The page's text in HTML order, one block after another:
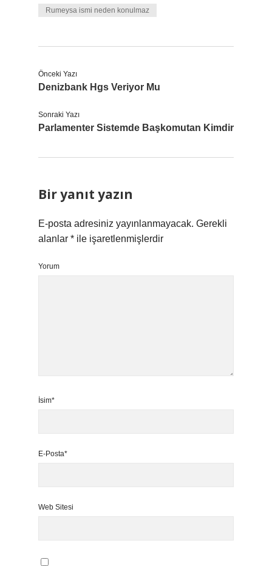
Rumeysa ismi neden konulmaz
Önceki Yazı
Denizbank Hgs Veriyor Mu
Sonraki Yazı
Parlamenter Sistemde Başkomutan Kimdir
Bir yanıt yazın
E-posta adresiniz yayınlanmayacak. Gerekli
alanlar * ile işaretlenmişlerdir
Yorum
İsim*
E-Posta*
Web Sitesi